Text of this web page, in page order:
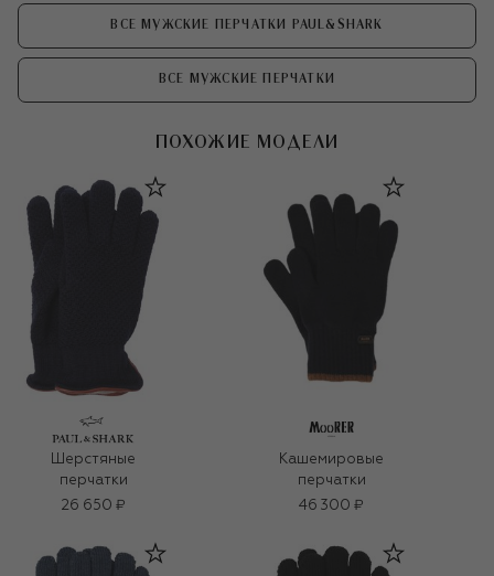
ВСЕ МУЖСКИЕ ПЕРЧАТКИ PAUL&SHARK
ВСЕ МУЖСКИЕ ПЕРЧАТКИ
ПОХОЖИЕ МОДЕЛИ
Шерстяные
перчатки
26 650 ₽
Кашемировые
перчатки
46 300 ₽